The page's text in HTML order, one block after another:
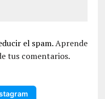
el spam.Aprende
tus comentarios.